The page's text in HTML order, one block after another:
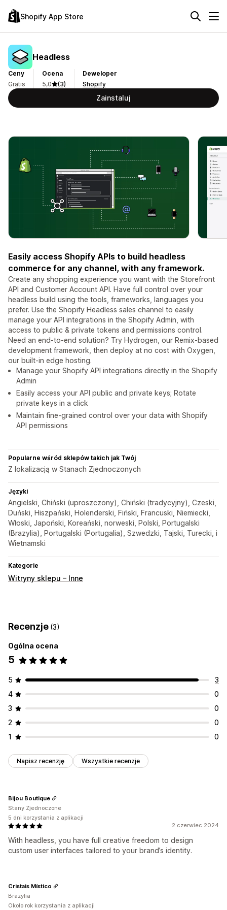
Shopify App Store
Headless
Ceny
Gratis
Ocena
5,0
(3)
Deweloper
Shopify
Zainstaluj
Easily access Shopify APIs to build headless
commerce for any channel, with any framework.
Create any shopping experience you want with the Storefront
API and Customer Account API. Have full control over your
headless build using the tools, frameworks, languages you
prefer. Use the Shopify Headless sales channel to easily
manage your API integrations in the Shopify Admin, with
access to public & private tokens and permissions control.
Need an end-to-end solution? Try Hydrogen, our Remix-based
development framework, then deploy at no cost with Oxygen,
our built-in edge hosting.
Manage your Shopify API integrations directly in the Shopify
Admin
Easily access your API public and private keys; Rotate
private keys in a click
Maintain fine-grained control over your data with Shopify
API permissions
Popularne wśród sklepów takich jak Twój
Z lokalizacją w Stanach Zjednoczonych
Języki
Angielski, Chiński (uproszczony), Chiński (tradycyjny), Czeski,
Duński, Hiszpański, Holenderski, Fiński, Francuski, Niemiecki,
Włoski, Japoński, Koreański, norweski, Polski, Portugalski
(Brazylia), Portugalski (Portugalia), Szwedzki, Tajski, Turecki, i
Wietnamski
Kategorie
Witryny sklepu – Inne
Recenzje (3)
Ogólna ocena
5
5
3
4
0
3
0
2
0
1
0
Napisz recenzję Wszystkie recenzje
2 czerwiec 2024
With headless, you have full creative freedom to design
custom user interfaces tailored to your brand’s identity.
Bijou Boutique
Stany Zjednoczone
5 dni korzystania z aplikacji
Cristais Místico
Brazylia
Około rok korzystania z aplikacji